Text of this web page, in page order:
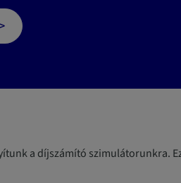
a díjszámító szimulátorunkra.